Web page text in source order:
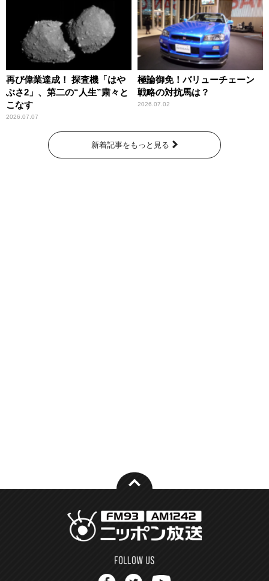
再び偉業達成！ 探査機「はや
ぶさ2」、第二の“人生”粛々と
こなす
2026.07.07
極論御免！バリューチェーン
戦略の対抗馬は？
2026.07.02
新着記事をもっと見る